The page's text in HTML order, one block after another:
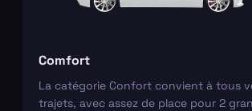
Comfort
La catégorie Confort convient à tous
trajets, avec assez de place pour 2